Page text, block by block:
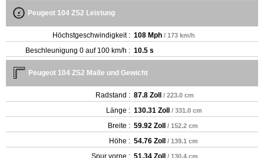
Peugeot 104 ZS2 Leistung
Höchstgeschwindigkeit : 108 Mph / 173 km/h
Beschleunigung 0 auf 100 km/h : 10.5 s
Peugeot 104 ZS2 Maße und Gewicht
Radstand : 87.8 Zoll / 223.0 cm
Länge : 130.31 Zoll / 331.0 cm
Breite : 59.92 Zoll / 152.2 cm
Höhe : 54.76 Zoll / 139.1 cm
Spur vorne : 51.34 Zoll / 130.4 cm